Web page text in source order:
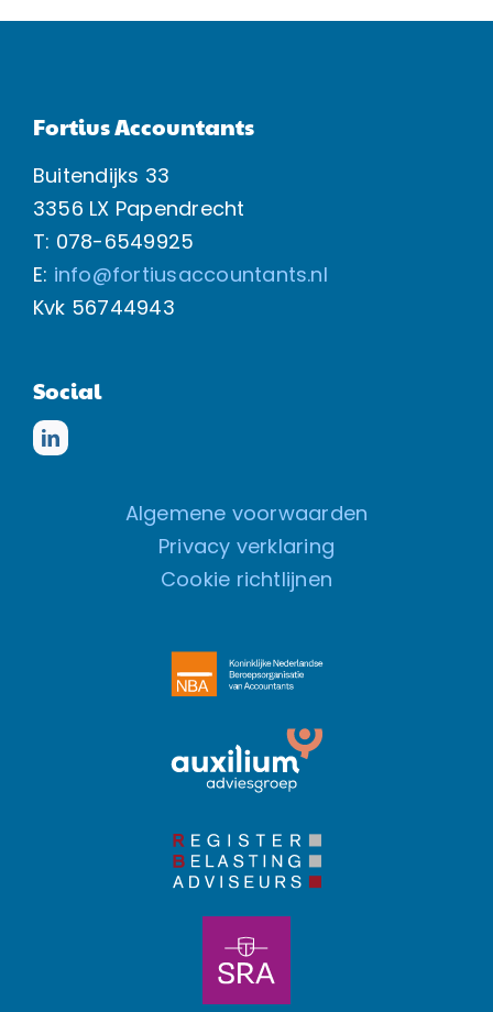
Fortius Accountants
Buitendijks 33
3356 LX Papendrecht
T: 078-6549925
E: info@fortiusaccountants.nl
Kvk 56744943
Social
Algemene voorwaarden
Privacy verklaring
Cookie richtlijnen